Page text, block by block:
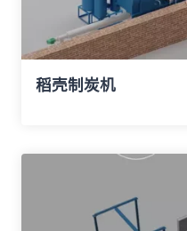
稻壳制炭机